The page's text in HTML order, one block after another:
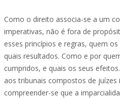
Como o direito associa-se a um
imperativas, não é fora de
esses princípios e regras, quem
quais resultados. Como e por
cumpridos, e quais os seus
aos tribunais compostos de
compreender-se que a